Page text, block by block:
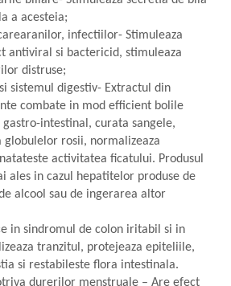
a acesteia;
infectiilor- Stimuleaza
antiviral si bactericid, stimuleaza
distruse;
sistemul digestiv- Extractul din
combate in mod efficient bolile
intestinal, curata sangele,
rosii, normalizeaza
activitatea ficatului. Produsul
ales in cazul hepatitelor produse de
alcool sau de ingerarea altor
in sindromul de colon iritabil si in
tranzitul, protejeaza epiteliile,
si restabileste flora intestinala.
durerilor menstruale – Are efect